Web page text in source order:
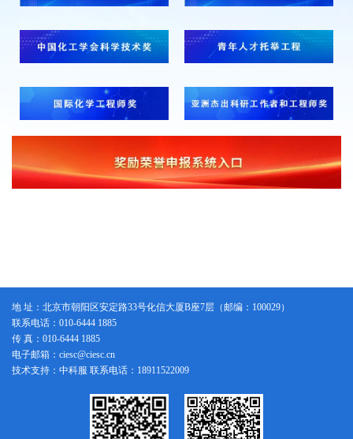
地 址：北京市朝阳区安定路33号化信大厦B座7层（邮编：100029）
联系电话：010-6444 1885
传 真：010-6444 1885
电子邮箱：ciesc@ciesc.cn
技术支持：中科服 联系电话：18911522009